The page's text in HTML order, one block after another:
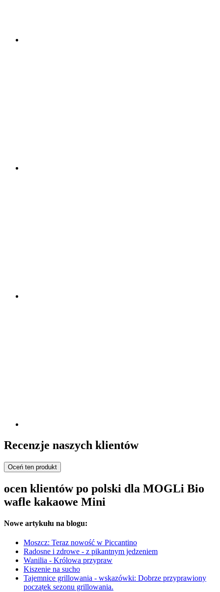
Recenzje naszych klientów
Oceń ten produkt
ocen klientów po polski dla MOGLi Bio
wafle kakaowe Mini
Nowe artykułu na blogu:
Moszcz: Teraz nowość w Piccantino
Radosne i zdrowe - z pikantnym jedzeniem
Wanilia - Królowa przypraw
Kiszenie na sucho
Tajemnice grillowania - wskazówki: Dobrze przyprawiony
początek sezonu grillowania.